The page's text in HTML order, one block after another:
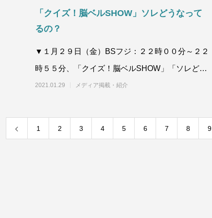
「クイズ！脳ベルSHOW」ソレどうなって
るの？
▼１月２９日（金）BSフジ：２２時００分～２２
時５５分、「クイズ！脳ベルSHOW」「ソレどう
なってるの？」のコーナにトランプ
2021.01.29 メディア掲載・紹介
1 2 3 4 5 6 7 8 9